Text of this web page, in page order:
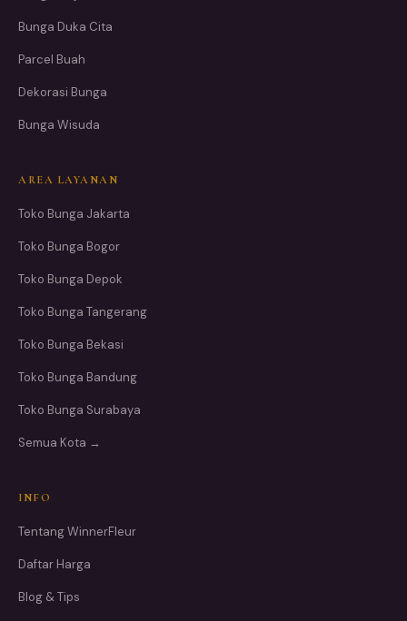
Bunga Duka Cita
Parcel Buah
Dekorasi Bunga
Bunga Wisuda
AREA LAYANAN
Toko Bunga Jakarta
Toko Bunga Bogor
Toko Bunga Depok
Toko Bunga Tangerang
Toko Bunga Bekasi
Toko Bunga Bandung
Toko Bunga Surabaya
Semua Kota →
INFO
Tentang WinnerFleur
Daftar Harga
Blog & Tips